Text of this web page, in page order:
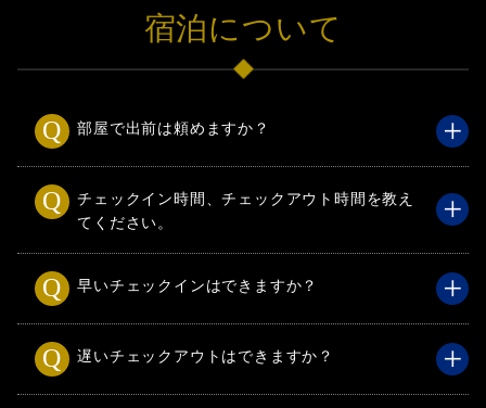
宿泊について
部屋で出前は頼めますか？
チェックイン時間、チェックアウト時間を教え
てください。
早いチェックインはできますか？
遅いチェックアウトはできますか？